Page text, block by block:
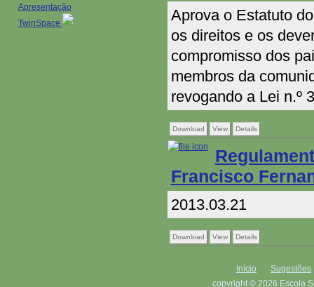
Aprova o Estatuto
os direitos e os
compromisso dos
membros da
revogando a Lei n.º
Download View Details
Francisco
2013.03.21
Download View Details
Apresentação
TwinSpace
Início
Sugestões
copyright © 2026 Escola